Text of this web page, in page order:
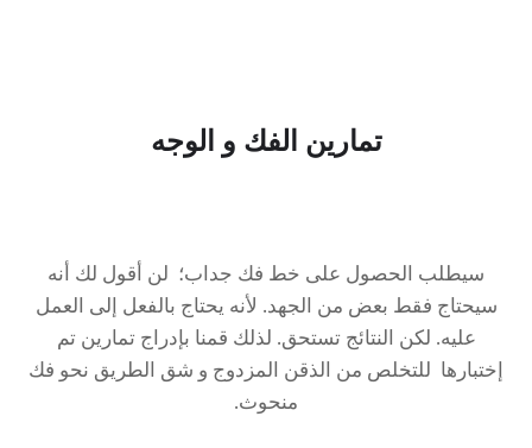
تمارين الفك و الوجه
سيطلب الحصول على خط فك جداب؛ لن أقول لك أنه
سيحتاج فقط بعض من الجهد. لأنه يحتاج بالفعل إلى العمل
عليه. لكن النتائج تستحق. لذلك قمنا بإدراج تمارين تم
إختبارها للتخلص من الذقن المزدوج و شق الطريق نحو فك
منحوث.